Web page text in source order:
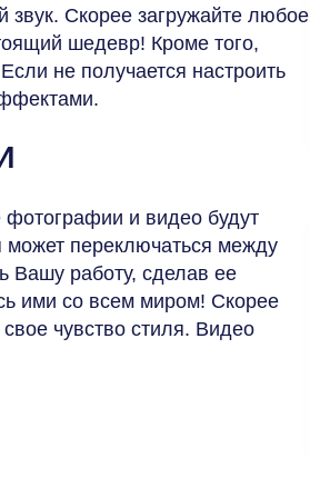
звук. Скорее загружайте любое
шедевр! Кроме того,
не получается настроить
и видео будут
переключаться между
Вашу работу, сделав ее
ими со всем миром! Скорее
чувство стиля. Видео